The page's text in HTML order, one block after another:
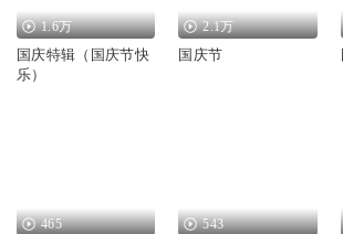
1.6万
国庆特辑（国庆节快
乐）
2.1万
国庆节
465 543